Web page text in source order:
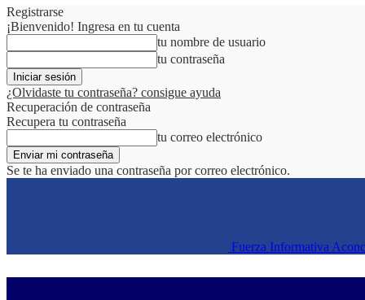
Registrarse
¡Bienvenido! Ingresa en tu cuenta
tu nombre de usuario
tu contraseña
¿Olvidaste tu contraseña? consigue ayuda
Recuperación de contraseña
Recupera tu contraseña
tu correo electrónico
Se te ha enviado una contraseña por correo electrónico.
Fuerza Informativa